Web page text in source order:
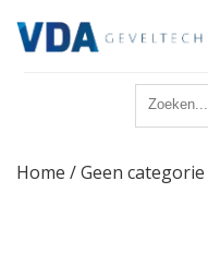
Reparatie
Home /Geen categorie